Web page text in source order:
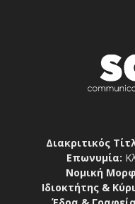
Διακριτικός
Επωνυμία:
Νομική
Ιδιοκτήτης &